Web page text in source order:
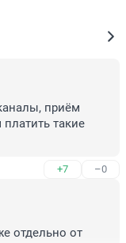
приём
такие
+7 –0
отдельно от